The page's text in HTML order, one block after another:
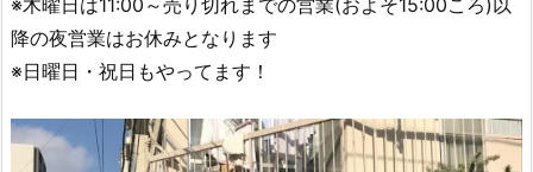
※木曜日は11:00～売り切れまでの営業(およそ15:00ころ)以
降の夜営業はお休みとなります
※日曜日・祝日もやってます！